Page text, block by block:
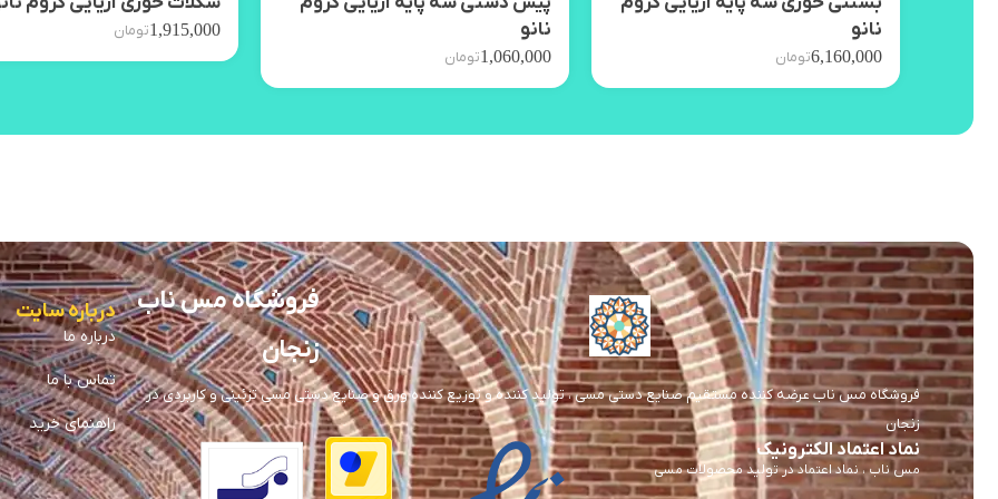
نانو
6,160,000تومان
نانو
1,060,000تومان
1,915,000تومان
فروشگاه مس ناب
زنجان
فروشگاه مس ناب عرضه کننده مستقیم صنایع دستی مسی ، تولید کننده و توزیع کننده ورق و صنایع دستی مسی تزئینی و کاربردی در
زنجان
نماد اعتماد الکترونیک
مس ناب ، نماد اعتماد در تولید محصولات مسی
درباره سایت
درباره ما
تماس با ما
راهنمای خرید